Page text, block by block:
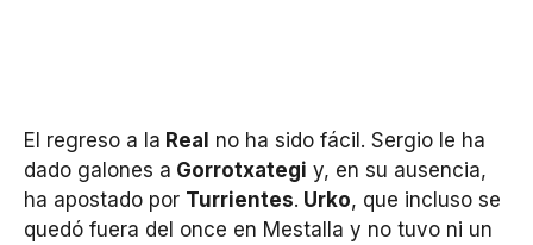
El regreso a la Real no ha sido fácil. Sergio le ha
dado galones a Gorrotxategi y, en su ausencia,
ha apostado por Turrientes. Urko, que incluso se
quedó fuera del once en Mestalla y no tuvo ni un